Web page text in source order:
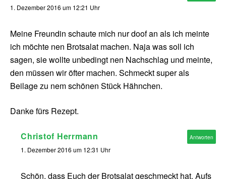
1. Dezember 2016 um 12:21 Uhr
Meine Freundin schaute mich nur doof an als ich meinte
ich möchte nen Brotsalat machen. Naja was soll ich
sagen, sie wollte unbedingt nen Nachschlag und meinte,
den müssen wir öfter machen. Schmeckt super als
Beilage zu nem schönen Stück Hähnchen.
Danke fürs Rezept.
Christof Herrmann
1. Dezember 2016 um 12:31 Uhr
Schön, dass Euch der Brotsalat geschmeckt hat. Aufs
Antworten